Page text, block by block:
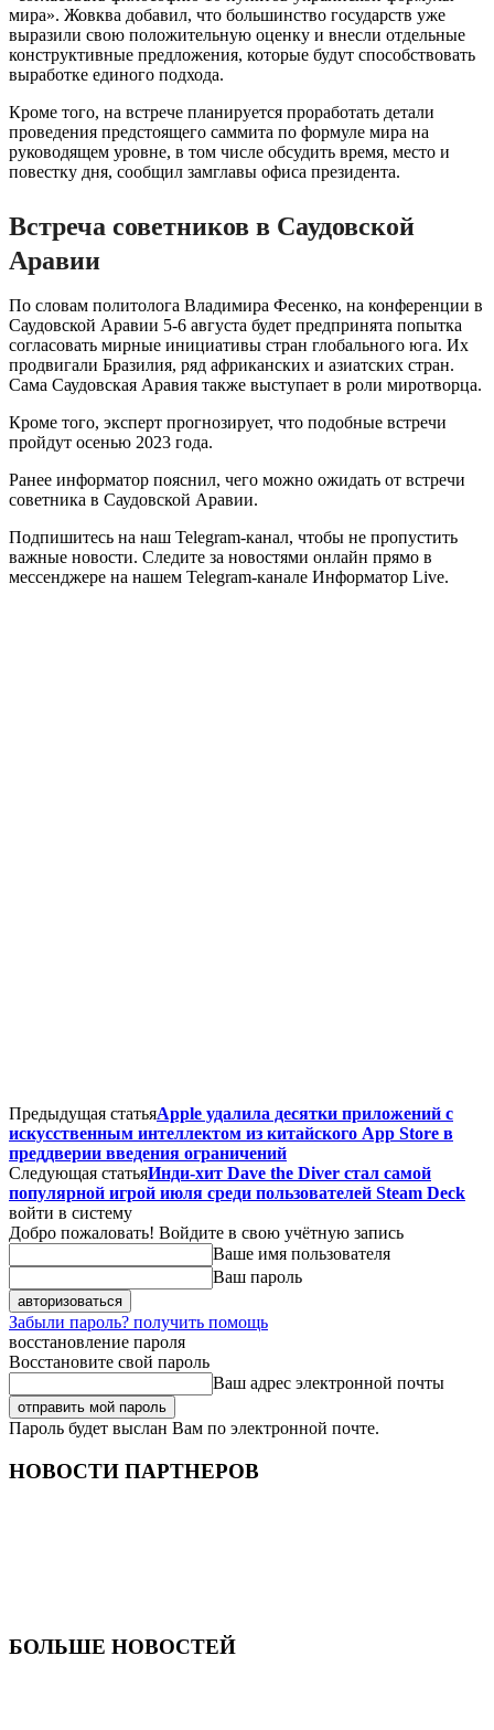
мира». Жовква добавил, что большинство государств уже
выразили свою положительную оценку и внесли отдельные
конструктивные предложения, которые будут способствовать
выработке единого подхода.
Кроме того, на встрече планируется проработать детали
проведения предстоящего саммита по формуле мира на
руководящем уровне, в том числе обсудить время, место и
повестку дня, сообщил замглавы офиса президента.
Встреча советников в Саудовской
Аравии
По словам политолога Владимира Фесенко, на конференции в
Саудовской Аравии 5-6 августа будет предпринята попытка
согласовать мирные инициативы стран глобального юга. Их
продвигали Бразилия, ряд африканских и азиатских стран.
Сама Саудовская Аравия также выступает в роли миротворца.
Кроме того, эксперт прогнозирует, что подобные встречи
пройдут осенью 2023 года.
Ранее информатор пояснил, чего можно ожидать от встречи
советника в Саудовской Аравии.
Подпишитесь на наш Telegram-канал, чтобы не пропустить
важные новости. Следите за новостями онлайн прямо в
мессенджере на нашем Telegram-канале Информатор Live.
Предыдущая статьяApple удалила десятки приложений с
искусственным интеллектом из китайского App Store в
преддверии введения ограничений
Следующая статьяИнди-хит Dave the Diver стал самой
популярной игрой июля среди пользователей Steam Deck
войти в систему
Добро пожаловать! Войдите в свою учётную запись
Ваше имя пользователя
Ваш пароль
Забыли пароль? получить помощь
восстановление пароля
Восстановите свой пароль
Ваш адрес электронной почты
Пароль будет выслан Вам по электронной почте.
НОВОСТИ ПАРТНЕРОВ
БОЛЬШЕ НОВОСТЕЙ